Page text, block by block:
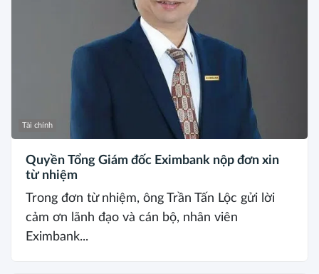
Tài chính
Quyền Tổng Giám đốc Eximbank nộp đơn xin
từ nhiệm
Trong đơn từ nhiệm, ông Trần Tấn Lộc gửi lời
cảm ơn lãnh đạo và cán bộ, nhân viên
Eximbank...